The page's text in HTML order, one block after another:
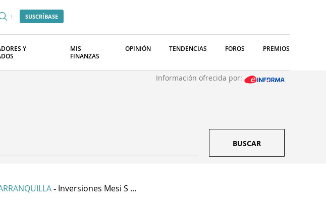
SUSCRÍBASE
Y
MIS
FINANZAS
OPINIÓN TENDENCIAS FOROS PREMIOS
Información ofrecida por:
BUSCAR
- Inversiones Mesi S ...